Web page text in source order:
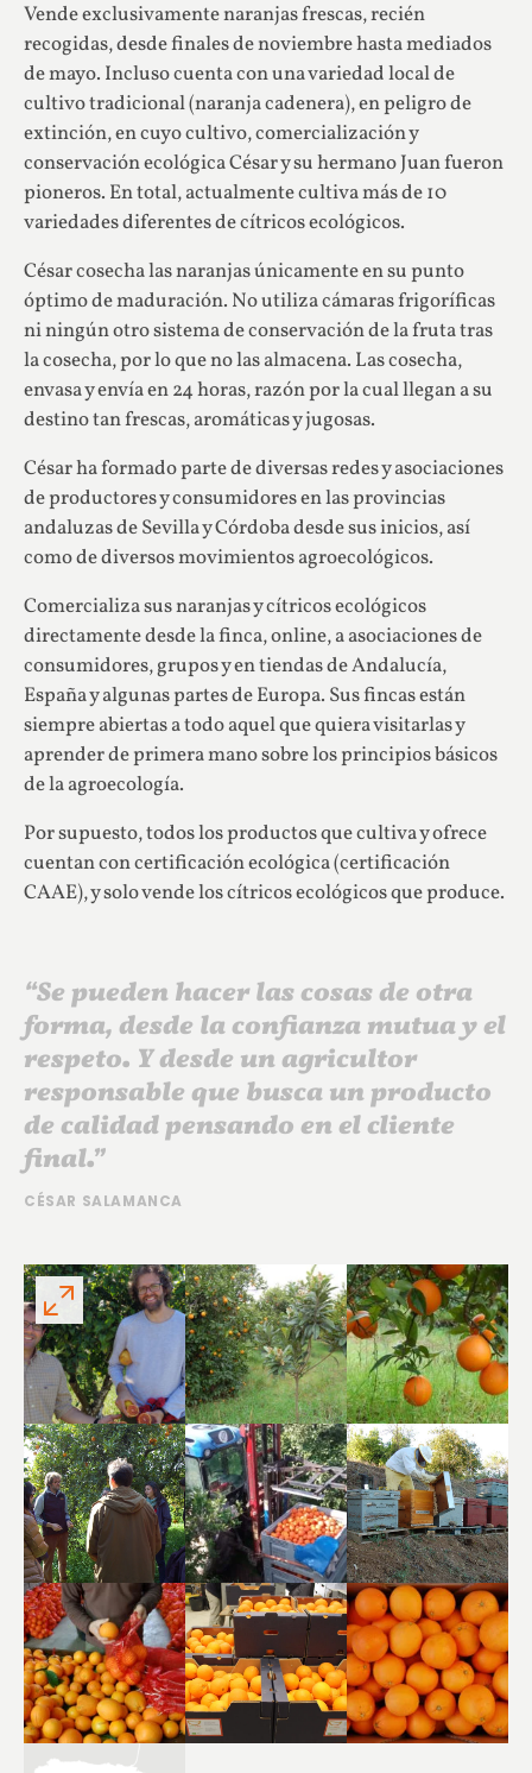
Vende exclusivamente naranjas frescas, recién
recogidas, desde finales de noviembre hasta mediados
de mayo. Incluso cuenta con una variedad local de
cultivo tradicional (naranja cadenera), en peligro de
extinción, en cuyo cultivo, comercialización y
conservación ecológica César y su hermano Juan fueron
pioneros. En total, actualmente cultiva más de 10
variedades diferentes de cítricos ecológicos.
César cosecha las naranjas únicamente en su punto
óptimo de maduración. No utiliza cámaras frigoríficas
ni ningún otro sistema de conservación de la fruta tras
la cosecha, por lo que no las almacena. Las cosecha,
envasa y envía en 24 horas, razón por la cual llegan a su
destino tan frescas, aromáticas y jugosas.
César ha formado parte de diversas redes y asociaciones
de productores y consumidores en las provincias
andaluzas de Sevilla y Córdoba desde sus inicios, así
como de diversos movimientos agroecológicos.
Comercializa sus naranjas y cítricos ecológicos
directamente desde la finca, online, a asociaciones de
consumidores, grupos y en tiendas de Andalucía,
España y algunas partes de Europa. Sus fincas están
siempre abiertas a todo aquel que quiera visitarlas y
aprender de primera mano sobre los principios básicos
de la agroecología.
Por supuesto, todos los productos que cultiva y ofrece
cuentan con certificación ecológica (certificación
CAAE), y solo vende los cítricos ecológicos que produce.
“Se pueden hacer las cosas de otra
forma, desde la confianza mutua y el
respeto. Y desde un agricultor
responsable que busca un producto
de calidad pensando en el cliente
final.”
CÉSAR SALAMANCA